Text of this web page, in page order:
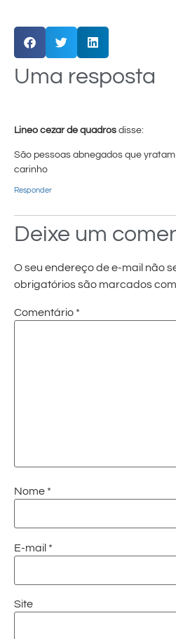
Uma resposta
Lineo cezar de quadros disse:
São pessoas abnegados que
carinho
Responder
Deixe um
O seu endereço de e-mail não
obrigatórios são marcados com
Comentário *
Nome *
E-mail *
Site